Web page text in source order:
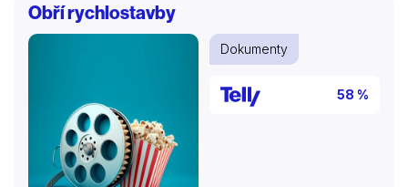
záchranného sboru ČR. Za pomoci nejnovějších
vyšetřovacích metod se pokusili zjistit, co tenkrát
požár způsobilo. Budeme mít v celé kauze konečně
Obří rychlostavby
Dokumenty
58 %